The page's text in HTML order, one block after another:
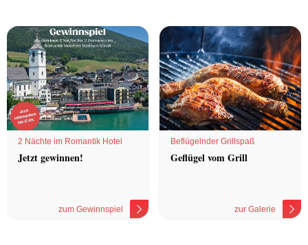
2 Nächte im Romantik Hotel
Jetzt gewinnen!
zum Gewinnspiel
Beflügelnder Grillspaß
Geflügel vom Grill
zur Galerie